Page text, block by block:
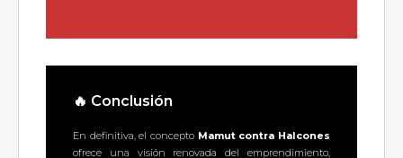
🔥 Conclusión
En definitiva, el concepto Mamut contra Halcones
ofrece una visión renovada del emprendimiento,